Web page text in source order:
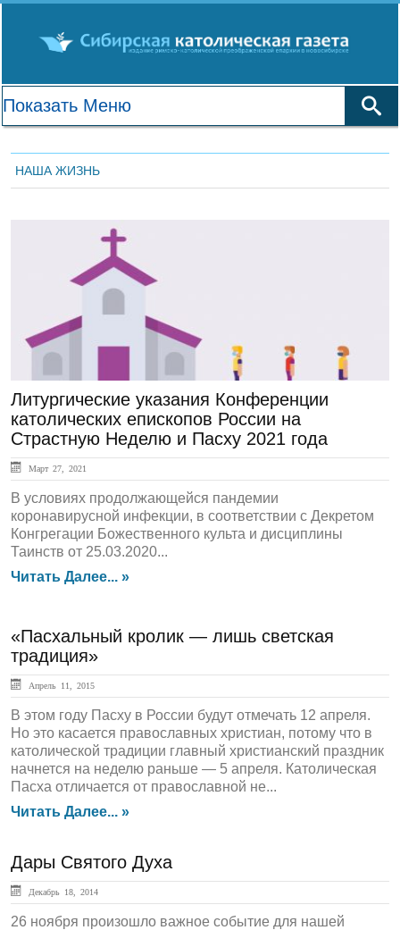
НАША ЖИЗНЬ
Литургические указания Конференции
католических епископов России на
Страстную Неделю и Пасху 2021 года
Март 27, 2021
В условиях продолжающейся пандемии
коронавирусной инфекции, в соответствии с Декретом
Конгрегации Божественного культа и дисциплины
Таинств от 25.03.2020...
Читать Далее... »
«Пасхальный кролик — лишь светская
традиция»
Апрель 11, 2015
В этом году Пасху в России будут отмечать 12 апреля.
Но это касается православных христиан, потому что в
католической традиции главный христианский праздник
начнется на неделю раньше — 5 апреля. Католическая
Пасха отличается от православной не...
Читать Далее... »
Дары Святого Духа
Декабрь 18, 2014
26 ноября произошло важное событие для нашей